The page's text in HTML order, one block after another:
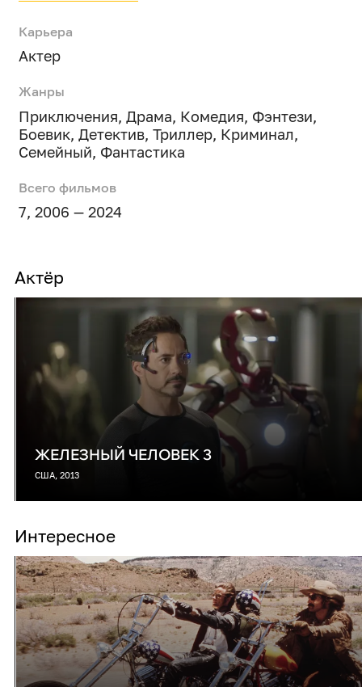
Карьера
Актер
Жанры
Приключения, Драма, Комедия, Фэнтези,
Боевик, Детектив, Триллер, Криминал,
Семейный, Фантастика
Всего фильмов
7, 2006 — 2024
Актёр
ЖЕЛЕЗНЫЙ ЧЕЛОВЕК 3
США, 2013
Интересное